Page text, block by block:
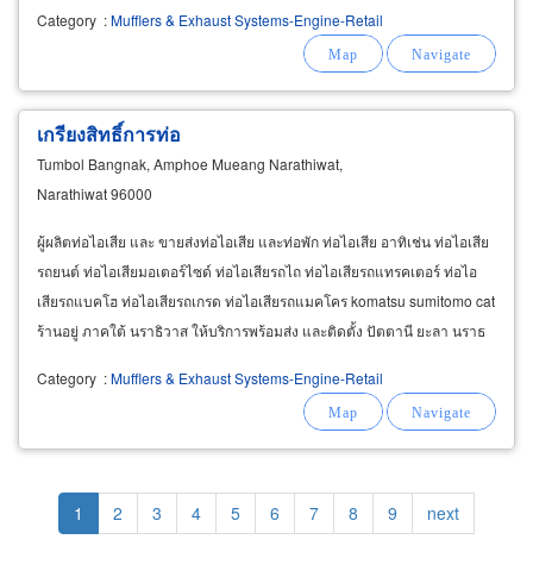
Category :Mufflers & Exhaust Systems-Engine-Retail
เกรียงสิทธิ์การท่อ
Tumbol Bangnak, Amphoe Mueang Narathiwat,
Narathiwat 96000
ผู้ผลิตท่อไอเสีย และ ขายส่งท่อไอเสีย และท่อพัก ท่อไอเสีย อาทิเช่น ท่อไอเสีย
รถยนต์ ท่อไอเสียมอเตอร์ไซด์ ท่อไอเสียรถไถ ท่อไอเสียรถแทรคเตอร์ ท่อไอ
เสียรถแบคโฮ ท่อไอเสียรถเกรด ท่อไอเสียรถแมคโคร komatsu sumitomo cat
ร้านอยู่ ภาคใต้ นราธิวาส ให้บริการพร้อมส่ง และติดตั้ง ปัตตานี ยะลา นราธ
Category :Mufflers & Exhaust Systems-Engine-Retail
Pagination
Current
page
1 Page
2 Page
3 Page
4 Page
5 Page
6 Page
7 Page
8 Page
9
Next
page
next